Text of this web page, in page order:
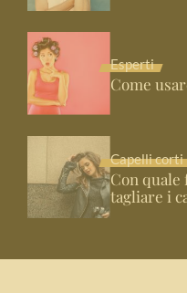
Esperti
Come
Capelli corti
Con quale
tagliare i